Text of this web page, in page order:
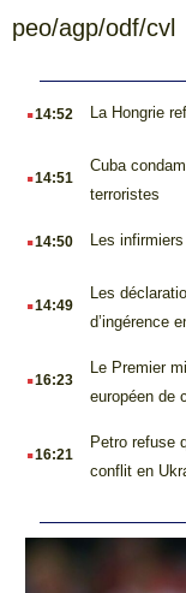
peo/agp/odf/cvl
.14:52 La Hongrie
.14:51
Cuba
terroristes
.14:50 Les
.14:49
Les
d’ingérence
.16:23
Le Premier
européen de
.16:21
Petro refuse
conflit en